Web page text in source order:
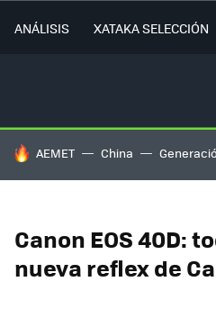
ANÁLISIS XATAKA SELECCIÓN
HOY SE HABLA DE
AEMET China
Canon EOS 40D:
nueva reflex de